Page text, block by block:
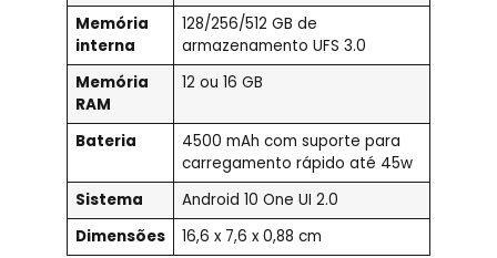
Memória
interna
128/256/512 GB de
armazenamento UFS 3.0
Memória
RAM
12 ou 16 GB
Bateria
4500 mAh com suporte para
carregamento rápido até 45w
Sistema
Android 10 One UI 2.0
Dimensões
16,6 x 7,6 x 0,88 cm